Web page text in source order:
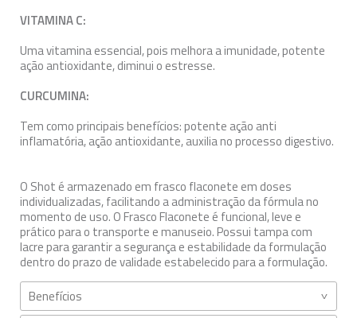
VITAMINA C:
Uma vitamina essencial, pois melhora a imunidade, potente
ação antioxidante, diminui o estresse.
CURCUMINA:
Tem como principais benefícios: potente ação anti
inflamatória, ação antioxidante, auxilia no processo digestivo.
O Shot é armazenado em frasco flaconete em doses
individualizadas, facilitando a administração da fórmula no
momento de uso. O Frasco Flaconete é funcional, leve e
prático para o transporte e manuseio. Possui tampa com
lacre para garantir a segurança e estabilidade da formulação
dentro do prazo de validade estabelecido para a formulação.
Benefícios